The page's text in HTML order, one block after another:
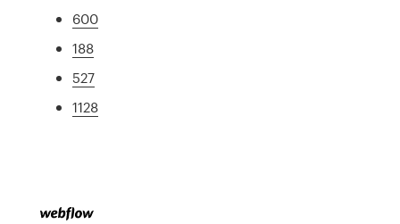
600
188
527
1128